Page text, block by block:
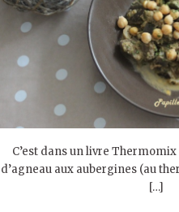
C’est dans un livre
d’agneau aux aubergines (au
[…]